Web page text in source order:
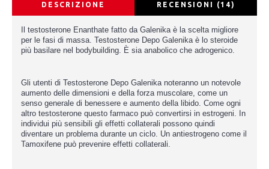
DESCRIZIONE RECENSIONI (14)
Il testosterone Enanthate fatto da Galenika è la scelta migliore
per le fasi di massa. Testosterone Depo Galenika è lo steroide
più basilare nel bodybuilding. È sia anabolico che adrogenico.
Gli utenti di Testosterone Depo Galenika noteranno un notevole
aumento delle dimensioni e della forza muscolare, come un
senso generale di benessere e aumento della libido. Come ogni
altro testosterone questo farmaco può convertirsi in estrogeni. In
individui più sensibili gli effetti collaterali possono quindi
diventare un problema durante un ciclo. Un antiestrogeno come il
Tamoxifene può prevenire effetti collaterali.